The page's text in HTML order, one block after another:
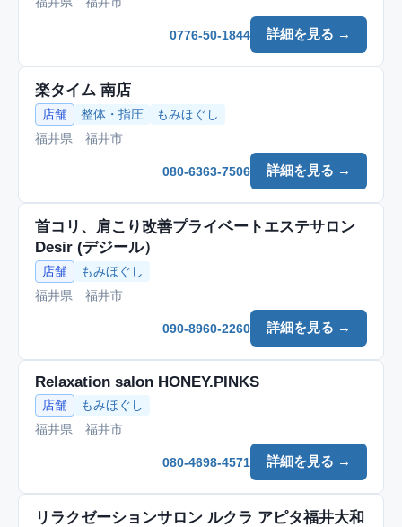
詳細を見る →
0776-50-1844
楽タイム 南店
店舗 整体・指圧
もみほぐし
福井県 福井市
詳細を見る →
080-6363-7506
首コリ、肩こり改善プライベートエステサロン
Desir (デジール）
店舗
もみほぐし
福井県 福井市
詳細を見る →
090-8960-2260
Relaxation salon HONEY.PINKS
店舗
もみほぐし
福井県 福井市
詳細を見る →
080-4698-4571
リラクゼーションサロン ルクラ アピタ福井大和